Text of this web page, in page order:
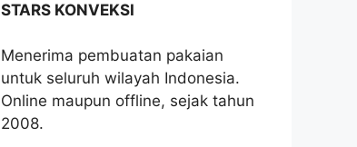
STARS KONVEKSI
Menerima pembuatan pakaian
untuk seluruh wilayah Indonesia.
Online maupun offline, sejak tahun
2008.